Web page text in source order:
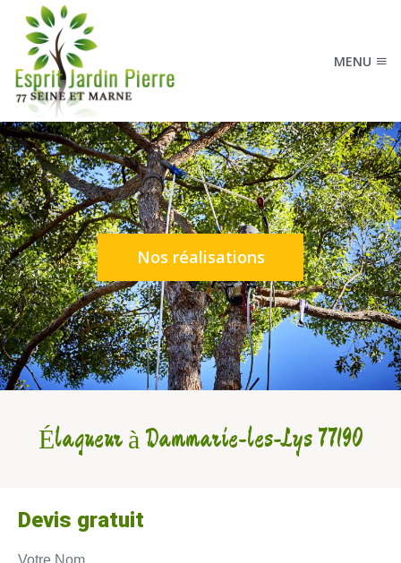
MENU
Nos réalisations
Élagueur à Dammarie-les-Lys 77190
Devis gratuit